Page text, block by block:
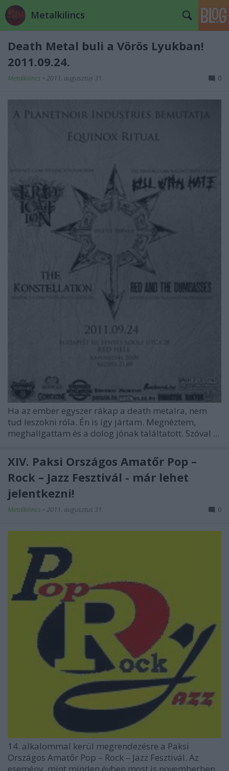
Metalkilincs
Death Metal buli a Vörös Lyukban!
2011.09.24.
Metalkilincs • 2011. augusztus 31. 0
Ha az ember egyszer rákap a death metalra, nem
tud leszokni róla. Én is így jártam. Megnéztem,
meghallgattam és a dolog jónak találtatott. Szóval ...
XIV. Paksi Országos Amatőr Pop –
Rock – Jazz Fesztivál - már lehet
jelentkezni!
Metalkilincs • 2011. augusztus 31. 0
14. alkalommal kerül megrendezésre a Paksi
Országos Amatőr Pop – Rock – Jazz Fesztivál. Az